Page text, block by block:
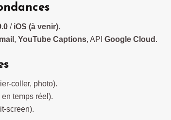
/ iOS (à venir).
, YouTube Captions, API Google Cloud .
coller, photo).
temps réel).
screen).